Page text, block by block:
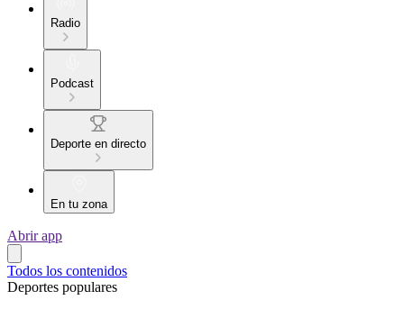
Radio
Podcast
Deporte en directo
En tu zona
Abrir app
Todos los contenidos
Deportes populares